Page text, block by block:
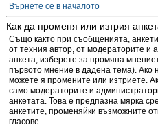
Върнете се в началото
Как да променя или изтрия
Също както при съобщенията,
от техния автор, от модераторите и
анкета, изберете за промяна
първото мнение в дадена тема). Ако
можете я промените или изтриете.
само модераторите и
анкетата. Това е предпазна мярка
анкетите, променяйки възможните
гласове.